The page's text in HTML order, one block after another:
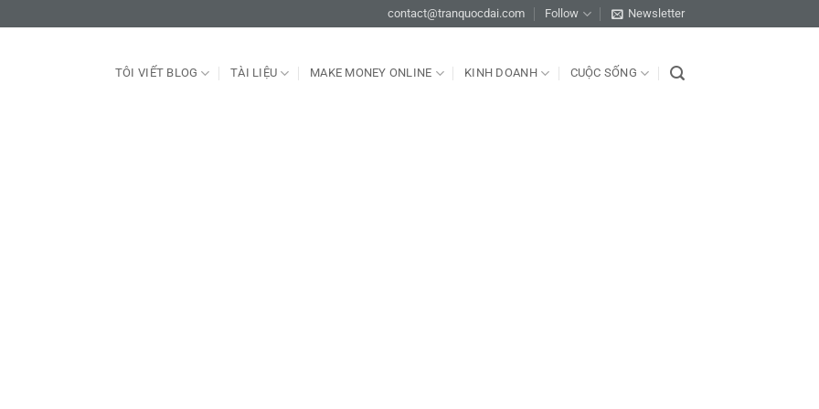
contact@tranquocdai.com Follow Newsletter
TÔI VIẾT BLOG TÀI LIỆU MAKE MONEY ONLINE KINH DOANH CUỘC SỐNG